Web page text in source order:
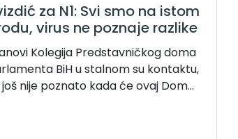
za N1: Svi smo na istom
virus ne poznaje razlike
Kolegija Predstavničkog doma
BiH u stalnom su kontaktu,
nije poznato kada će ovaj Dom...